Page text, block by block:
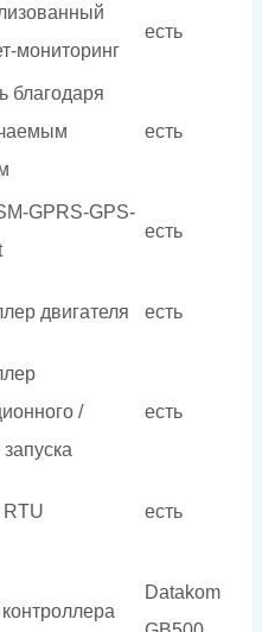
мониторинг
есть
благодаря
есть
GPRS-GPS-
есть
двигателя есть
/
есть
RTU есть
Datakom